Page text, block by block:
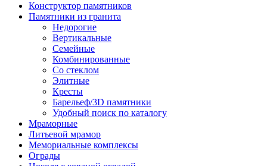
Конструктор памятников
Памятники из гранита
Недорогие
Вертикальные
Семейные
Комбинированные
Со стеклом
Элитные
Кресты
Барельеф/3D памятники
Удобный поиск по каталогу
Мраморные
Литьевой мрамор
Мемориальные комплексы
Ограды